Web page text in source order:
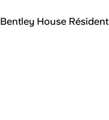
Bentley House Résident